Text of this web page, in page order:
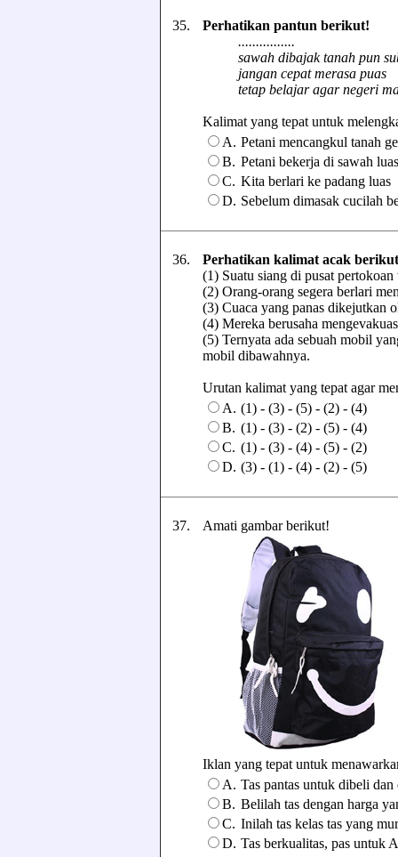
35.
Perhatikan pantun berikut!
................
sawah dibajak tanah pun
jangan cepat merasa puas
tetap belajar agar negeri
Kalimat yang tepat untuk
A. Petani mencangkul tanah
B. Petani bekerja di sawah luas
C. Kita berlari ke padang luas
D. Sebelum dimasak cucilah
36.
Perhatikan kalimat acak
(1) Suatu siang di pusat
(2) Orang-orang segera berlari
(3) Cuaca yang panas dikejutkan
(4) Mereka berusaha
(5) Ternyata ada sebuah mobil
mobil dibawahnya.
Urutan kalimat yang tepat agar
A. (1) - (3) - (5) - (2) - (4)
B. (1) - (3) - (2) - (5) - (4)
C. (1) - (3) - (4) - (5) - (2)
D. (3) - (1) - (4) - (2) - (5)
37. Amati gambar berikut!
Iklan yang tepat untuk
A. Tas pantas untuk dibeli dan
B. Belilah tas dengan harga
C. Inilah tas kelas tas yang
D. Tas berkualitas, pas untuk